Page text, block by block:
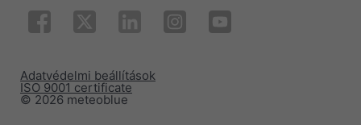
© 2026 meteoblue
ISO 9001 certificate
Adatvédelmi beállítások